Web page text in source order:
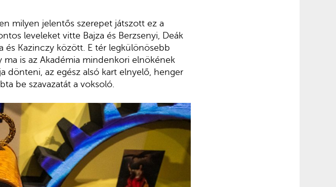
milyen jelentős szerepet játszott ez a
leveleket vitte Bajza és Berzsenyi, Deák
és Kazinczy között. E tér legkülönösebb
ma is az Akadémia mindenkori elnökének
dönteni, az egész alsó kart elnyelő, henger
be szavazatát a voksoló.